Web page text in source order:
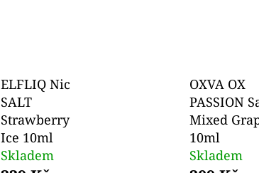
ELFLIQ Nic
SALT
Strawberry
Ice 10ml
Skladem
OXVA OX
PASSION
Mixed
10ml
Skladem